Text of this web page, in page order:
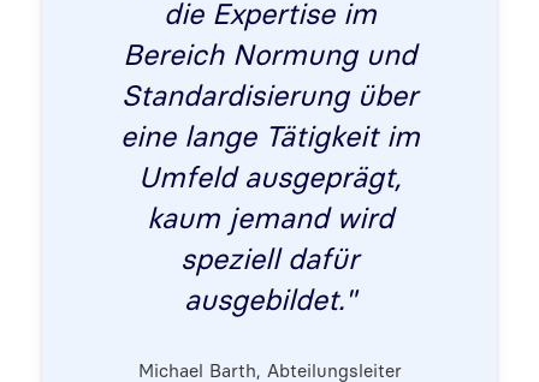
die Expertise im
Bereich Normung und
Standardisierung über
eine lange Tätigkeit im
Umfeld ausgeprägt,
kaum jemand wird
speziell dafür
ausgebildet."
Michael Barth, Abteilungsleiter